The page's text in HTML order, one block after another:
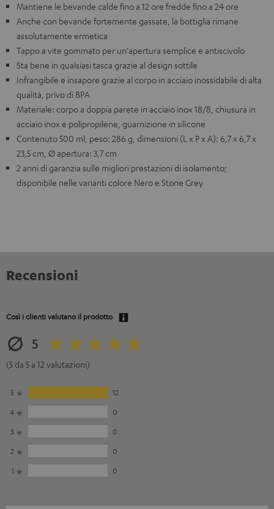
Mantiene le bevande calde fino a 12 ore fredde fino a 24 ore
Anche con bevande fortemente gassate, la bottiglia rimane
assolutamente ermetica
Tappo a vite gommato per un'apertura semplice e antiscivolo
Sta bene in qualsiasi tasca grazie al design sottile
Infrangibile e insapore grazie al corpo in acciaio inossidabile di alta
qualità, privo di BPA
Materiale: corpo a doppia parete in acciaio inox 18/8, chiusura in
acciaio inox e polipropilene, guarnizione in silicone
Contenuto 500 ml, peso: 286 g, dimensioni (L x P x A): 6,7 x 6,7 x
23,5 cm, Ø apertura: 3,7 cm
2 anni di garanzia sulle migliori prestazioni di isolamento;
disponibile nelle varianti colore Nero e Stone Grey
Recensioni
Così i clienti valutano il prodotto
5
(5 da 5 a 12 valutazioni)
5
12
4
0
3
0
2
0
1
0